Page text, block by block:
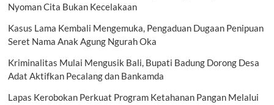
Nyoman Cita Bukan Kecelakaan
Kasus Lama Kembali Mengemuka, Pengaduan Dugaan Penipuan
Seret Nama Anak Agung Ngurah Oka
Kriminalitas Mulai Mengusik Bali, Bupati Badung Dorong Desa
Adat Aktifkan Pecalang dan Bankamda
Lapas Kerobokan Perkuat Program Ketahanan Pangan Melalui